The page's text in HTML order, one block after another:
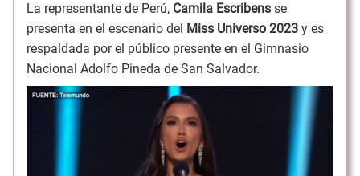
La representante de Perú, Camila Escribens se
presenta en el escenario del Miss Universo 2023 y es
respaldada por el público presente en el Gimnasio
Nacional Adolfo Pineda de San Salvador.